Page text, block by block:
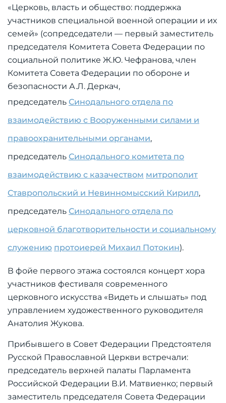
«Церковь, власть и общество: поддержка
участников специальной военной операции и их
семей» (сопредседатели — первый заместитель
председателя Комитета Совета Федерации по
социальной политике Ж.Ю. Чефранова, член
Комитета Совета Федерации по обороне и
безопасности А.Л. Деркач,
председатель Синодального отдела по
взаимодействию с Вооруженными силами и
правоохранительными органами,
председатель Синодального комитета по
взаимодействию с казачеством митрополит
Ставропольский и Невинномысский Кирилл,
председатель Синодального отдела по
церковной благотворительности и социальному
служению протоиерей Михаил Потокин).
В фойе первого этажа состоялся концерт хора
участников фестиваля современного
церковного искусства «Видеть и слышать» под
управлением художественного руководителя
Анатолия Жукова.
Прибывшего в Совет Федерации Предстоятеля
Русской Православной Церкви встречали:
председатель верхней палаты Парламента
Российской Федерации В.И. Матвиенко; первый
заместитель председателя Совета Федерации